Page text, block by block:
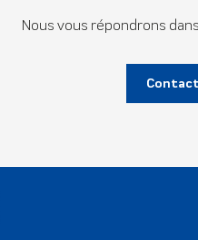
Nous vous répondrons